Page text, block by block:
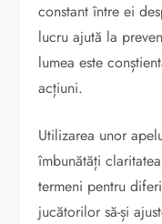
constant între ei
lucru ajută la
lumea este
acțiuni.
Utilizarea unor
îmbunătăți
termeni pentru
jucătorilor să-și